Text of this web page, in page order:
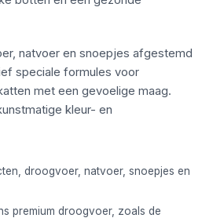
natvoer en snoepjes afgestemd
speciale formules voor
met een gevoelige maag.
kleur- en
droogvoer, natvoer, snoepjes en
premium droogvoer, zoals de